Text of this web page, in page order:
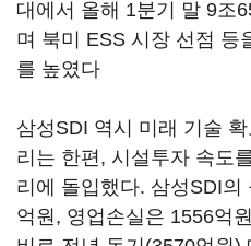
대에서 올해 1분기 말 9조
며 북미 ESS 시장 선점 등
를 높였다
삼성SDI 역시 미래 기술
리는 한편, 시설투자 속도
리에 돌입했다. 삼성SDI
억원, 영업손실은 1556억